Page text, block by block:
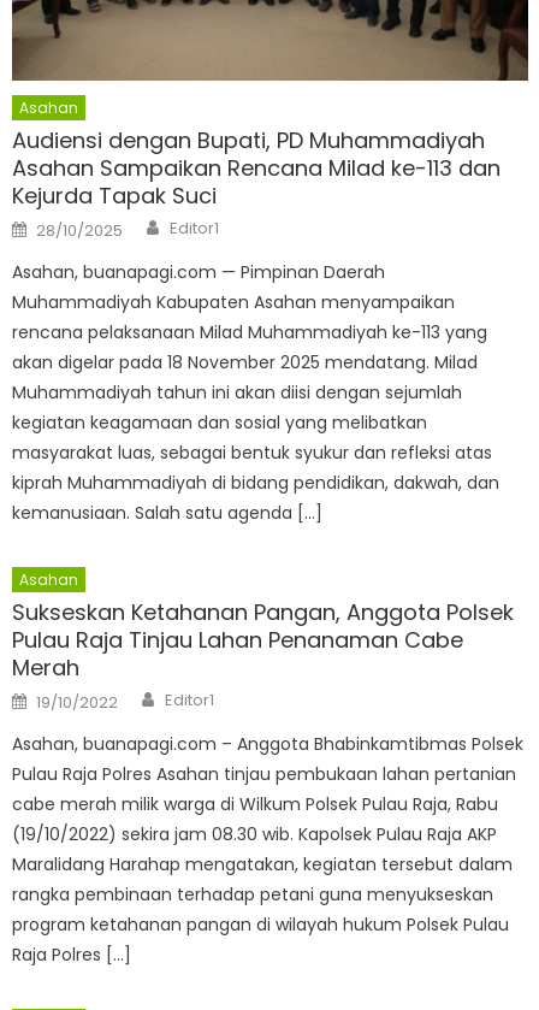
Asahan
Audiensi dengan Bupati, PD Muhammadiyah
Asahan Sampaikan Rencana Milad ke-113 dan
Kejurda Tapak Suci
Posted
on
28/10/2025 Author
Editor1
Asahan, buanapagi.com — Pimpinan Daerah
Muhammadiyah Kabupaten Asahan menyampaikan
rencana pelaksanaan Milad Muhammadiyah ke-113 yang
akan digelar pada 18 November 2025 mendatang. Milad
Muhammadiyah tahun ini akan diisi dengan sejumlah
kegiatan keagamaan dan sosial yang melibatkan
masyarakat luas, sebagai bentuk syukur dan refleksi atas
kiprah Muhammadiyah di bidang pendidikan, dakwah, dan
kemanusiaan. Salah satu agenda […]
Asahan
Sukseskan Ketahanan Pangan, Anggota Polsek
Pulau Raja Tinjau Lahan Penanaman Cabe
Merah
Posted
on
19/10/2022 Author
Editor1
Asahan, buanapagi.com – Anggota Bhabinkamtibmas Polsek
Pulau Raja Polres Asahan tinjau pembukaan lahan pertanian
cabe merah milik warga di Wilkum Polsek Pulau Raja, Rabu
(19/10/2022) sekira jam 08.30 wib. Kapolsek Pulau Raja AKP
Maralidang Harahap mengatakan, kegiatan tersebut dalam
rangka pembinaan terhadap petani guna menyukseskan
program ketahanan pangan di wilayah hukum Polsek Pulau
Raja Polres […]